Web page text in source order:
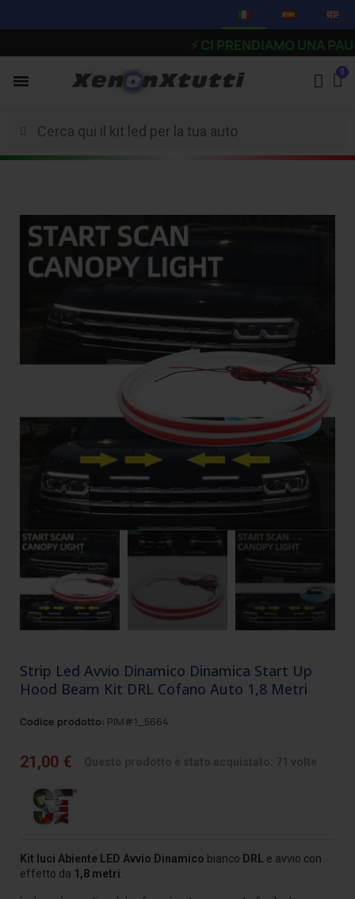
CI PRENDIAMO UNA
Strip Led Avvio Dinamico Dinamica Start Up
Hood Beam Kit DRL Cofano Auto 1,8 Metri
Codice prodotto: PIM#1_5664
21,00 €
Kit luci Abiente LED Avvio Dinamico bianco DRL e avvio con
effetto da 1,8 metri